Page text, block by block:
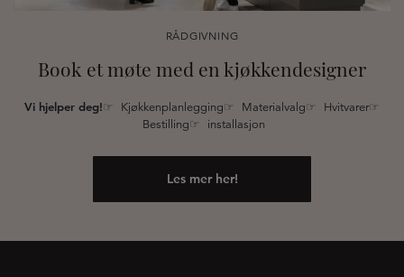
RÅDGIVNING
Book et møte med en kjøkkendesigner
Vi hjelper deg!☞ Kjøkkenplanlegging☞ Materialvalg☞ Hvitvarer☞
Bestilling☞ installasjon
Les mer her!